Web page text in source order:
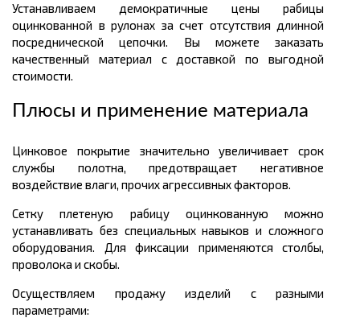
Устанавливаем демократичные цены рабицы
оцинкованной в рулонах за счет отсутствия длинной
посреднической цепочки. Вы можете заказать
качественный материал с доставкой по выгодной
стоимости.
Плюсы и применение материала
Цинковое покрытие значительно увеличивает срок
службы полотна, предотвращает негативное
воздействие влаги, прочих агрессивных факторов.
Сетку плетеную рабицу оцинкованную можно
устанавливать без специальных навыков и сложного
оборудования. Для фиксации применяются столбы,
проволока и скобы.
Осуществляем продажу изделий с разными
параметрами: